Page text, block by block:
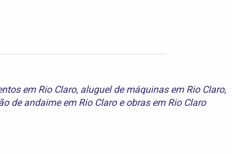
em Rio Claro, aluguel de máquinas em Rio Claro,
de andaime em Rio Claroeobras em Rio Claro